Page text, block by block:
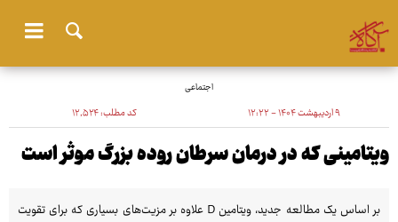
اجتماعی
۹ اردیبهشت ۱۴۰۴ - ۱۲:۲۲ کد مطلب:۱۲٬۵۲۴
ویتامینی که در درمان سرطان روده بزرگ موثر است
بر اساس یک مطالعه جدید، ویتامین D علاوه بر مزیت‌های بسیاری که برای تقویت